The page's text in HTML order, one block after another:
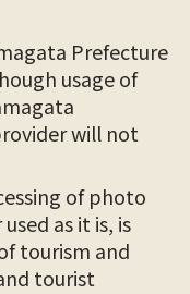
Prefecture
usage of
will not
of photo
as it is, is
tourism and
tourist